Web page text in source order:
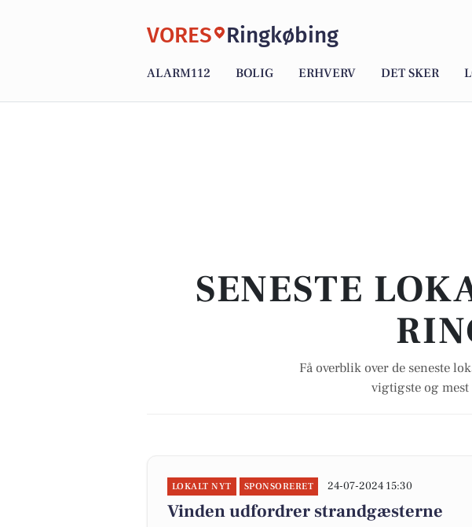
VORES Ringkøbing
ALARM112 BOLIG ERHVERV DET SKER
SENESTE
Få overblik over de seneste
vigtigste og
LOKALT NYT SPONSORERET 24-07-2024 15:30
Vinden udfordrer strandgæsterne